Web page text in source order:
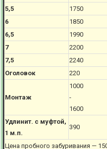
5,5
1750
6
1850
6,5
1990
7
2200
7,5
2240
Оголовок
220
Монтаж
1000
-
1600
Удлинит. с муфтой,
1 м.п.
390
Цена пробного забуривания —